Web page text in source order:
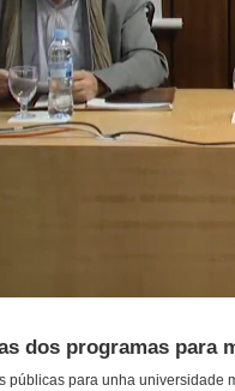
dos programas para
públicas para unha